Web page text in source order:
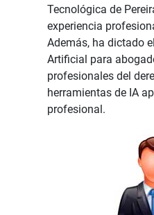
Tecnológica de
experiencia
Además, ha dictado
Artificial para
profesionales del
herramientas de IA
profesional.